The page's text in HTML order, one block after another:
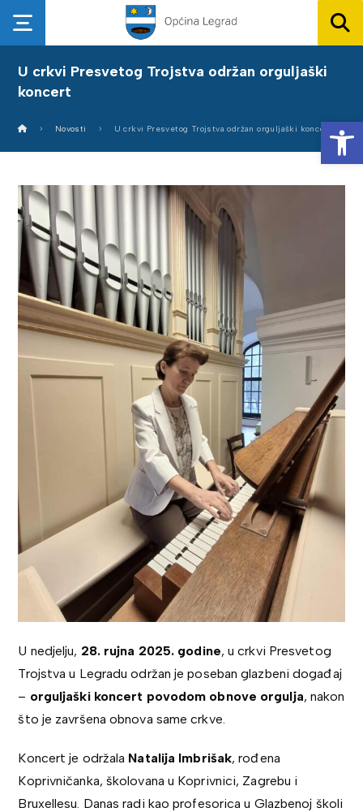
U crkvi Presvetog Trojstva održan orguljaški
koncert
Novosti U crkvi Presvetog Trojstva održan orguljaški koncert
U nedjelju, 28. rujna 2025. godine, u crkvi Presvetog
Trojstva u Legradu održan je poseban glazbeni događaj
– orguljaški koncert povodom obnove orgulja, nakon
što je završena obnova same crkve.
Koncert je održala Natalija Imbrišak, rođena
Koprivničanka, školovana u Koprivnici, Zagrebu i
Bruxellesu. Danas radi kao profesorica u Glazbenoj školi